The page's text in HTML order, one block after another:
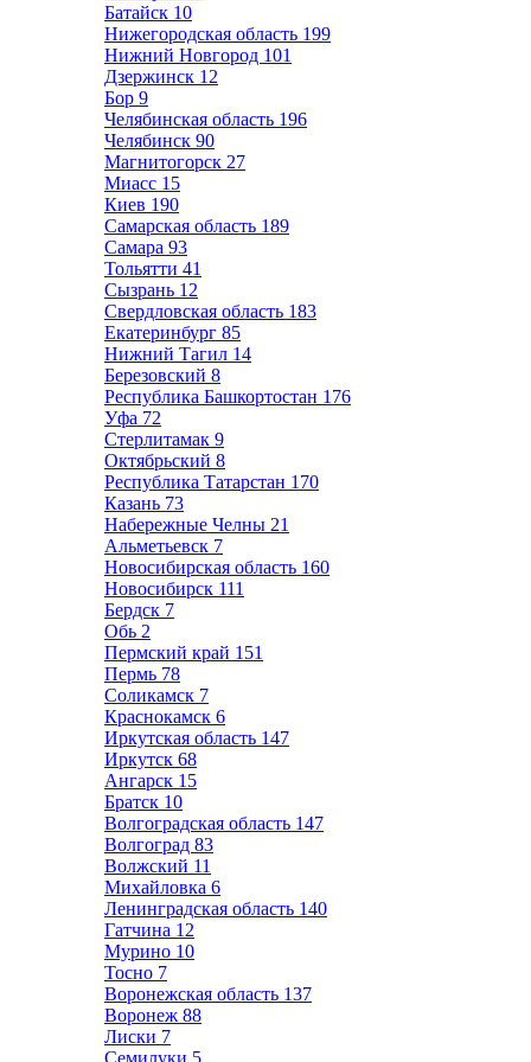
Батайск 10
Нижегородская область 199
Нижний Новгород 101
Дзержинск 12
Бор 9
Челябинская область 196
Челябинск 90
Магнитогорск 27
Миасс 15
Киев 190
Самарская область 189
Самара 93
Тольятти 41
Сызрань 12
Свердловская область 183
Екатеринбург 85
Нижний Тагил 14
Березовский 8
Республика Башкортостан 176
Уфа 72
Стерлитамак 9
Октябрьский 8
Республика Татарстан 170
Казань 73
Набережные Челны 21
Альметьевск 7
Новосибирская область 160
Новосибирск 111
Бердск 7
Обь 2
Пермский край 151
Пермь 78
Соликамск 7
Краснокамск 6
Иркутская область 147
Иркутск 68
Ангарск 15
Братск 10
Волгоградская область 147
Волгоград 83
Волжский 11
Михайловка 6
Ленинградская область 140
Гатчина 12
Мурино 10
Тосно 7
Воронежская область 137
Воронеж 88
Лиски 7
Семилуки 5